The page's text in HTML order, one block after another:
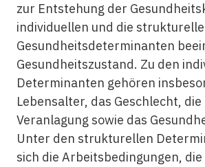
zur Entstehung der
individuellen und die
Gesundheitsdeterminanten
Gesundheitszustand. Zu den
Determinanten gehören
Lebensalter, das Geschlecht,
Veranlagung sowie das
Unter den strukturellen
sich die Arbeitsbedingungen,